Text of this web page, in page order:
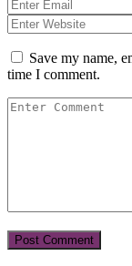
Save my name,
time I comment.